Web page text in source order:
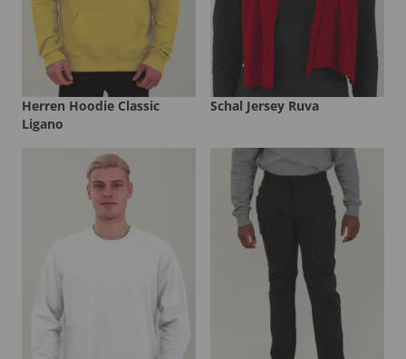
Herren Hoodie Classic
Ligano
Schal Jersey Ruva